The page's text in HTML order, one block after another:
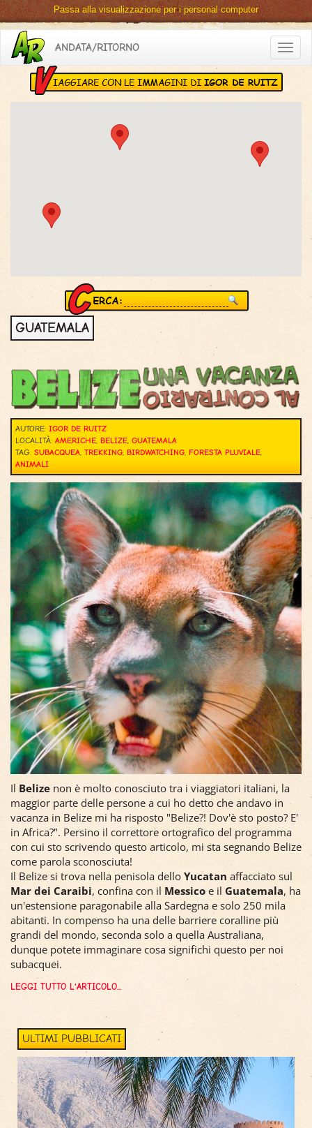
Passa alla visualizzazione per i personal computer
ANDATA/RITORNO
GUATEMALA
AUTORE: IGOR DE RUITZ
LOCALITÀ: AMERICHE, BELIZE, GUATEMALA
TAG: SUBACQUEA, TREKKING, BIRDWATCHING, FORESTA PLUVIALE,
ANIMALI
Il Belize non è molto conosciuto tra i viaggiatori italiani, la
maggior parte delle persone a cui ho detto che andavo in
vacanza in Belize mi ha risposto "Belize?! Dov'è sto posto? E'
in Africa?". Persino il correttore ortografico del programma
con cui sto scrivendo questo articolo, mi sta segnando Belize
come parola sconosciuta!
Il Belize si trova nella penisola dello Yucatan affacciato sul
Mar dei Caraibi, confina con il Messico e il Guatemala, ha
un'estensione paragonabile alla Sardegna e solo 250 mila
abitanti. In compenso ha una delle barriere coralline più
grandi del mondo, seconda solo a quella Australiana,
dunque potete immaginare cosa significhi questo per noi
subacquei.
LEGGI TUTTO L'ARTICOLO...
ULTIMI PUBBLICATI